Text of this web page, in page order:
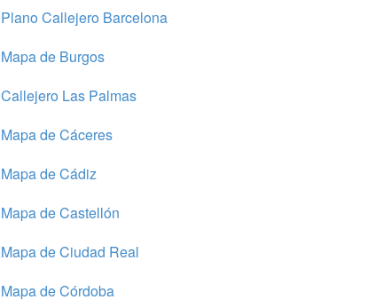
Plano Callejero Barcelona
Mapa de Burgos
Callejero Las Palmas
Mapa de Cáceres
Mapa de Cádiz
Mapa de Castellón
Mapa de Ciudad Real
Mapa de Córdoba